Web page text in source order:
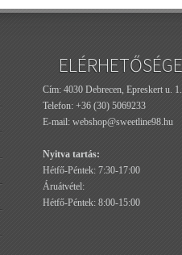
Cím: 4030 Debrecen, Epreskert u. 1.
Telefon: +36 (30) 5069233
E-mail: webshop@sweetline98.hu
Nyitva tartás:
Hétfő-Péntek: 7:30-17:00
Áruátvétel:
Hétfő-Péntek: 8:00-15:00